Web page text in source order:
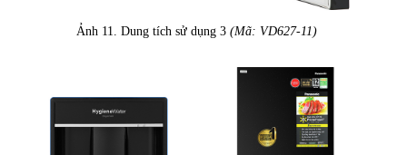
Ảnh 11. Dung tích sử dụng 3 (Mã: VD627-11)